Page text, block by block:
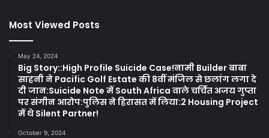
Most Viewed Posts
May 24, 2024
Big Story::High Profile Suicide Case!नामी Builder बाबा
साहनी ने Pacific Golf Estate की 8वीं मंजिल से छलांग लगा दे
दी जान:Suicide Note में South Africa वाले चर्चित अजय गुप्ता
पर संगीन आरोप:पुलिस ने हिरासत में लिया:2 Housing Project
में थे Silent Partner!
October 9, 2024